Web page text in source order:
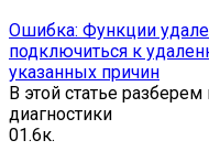
Ошибка: Функции
подключиться к
указанных причин
В этой статье
диагностики
01.6к.